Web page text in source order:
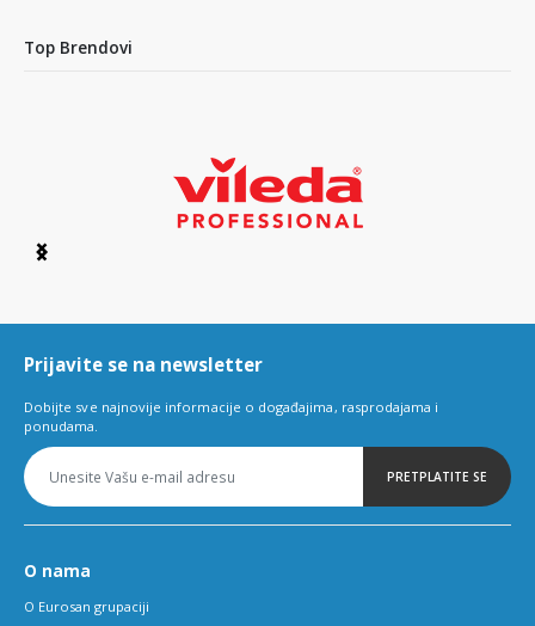
Top Brendovi
Item
6
Prijavite se na newsletter
Dobijte sve najnovije informacije o događajima, rasprodajama i
ponudama.
PRETPLATITE SE
O nama
O Eurosan grupaciji